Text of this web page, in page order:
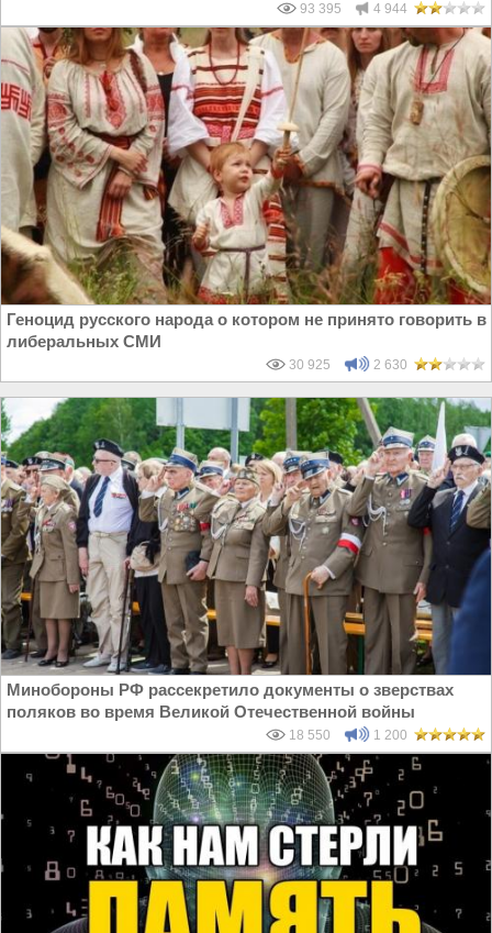
93 395 4 944
Геноцид русского народа о котором не принято говорить в
либеральных СМИ
30 925 2 630
Минобороны РФ рассекретило документы о зверствах
поляков во время Великой Отечественной войны
18 550 1 200